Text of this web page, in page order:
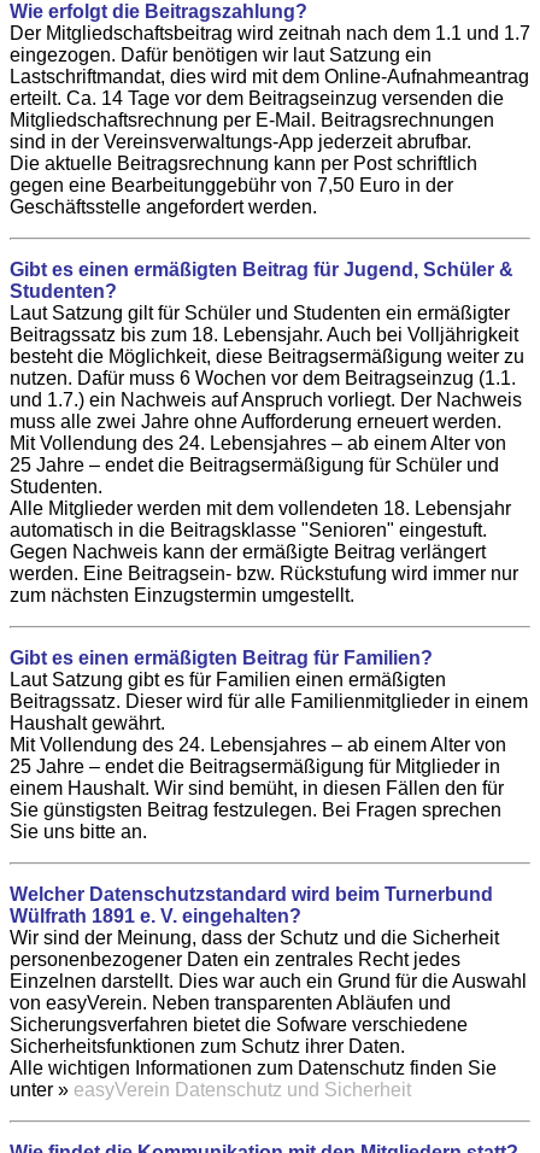
Wie erfolgt die Beitragszahlung?
Der Mitgliedschaftsbeitrag wird zeitnah nach dem 1.1 und 1.7
eingezogen. Dafür benötigen wir laut Satzung ein
Lastschriftmandat, dies wird mit dem Online-Aufnahmeantrag
erteilt. Ca. 14 Tage vor dem Beitragseinzug versenden die
Mitgliedschaftsrechnung per E-Mail. Beitragsrechnungen
sind in der Vereinsverwaltungs-App jederzeit abrufbar.
Die aktuelle Beitragsrechnung kann per Post schriftlich
gegen eine Bearbeitunggebühr von 7,50 Euro in der
Geschäftsstelle angefordert werden.
Gibt es einen ermäßigten Beitrag für Jugend, Schüler &
Studenten?
Laut Satzung gilt für Schüler und Studenten ein ermäßigter
Beitragssatz bis zum 18. Lebensjahr. Auch bei Volljährigkeit
besteht die Möglichkeit, diese Beitragsermäßigung weiter zu
nutzen. Dafür muss 6 Wochen vor dem Beitragseinzug (1.1.
und 1.7.) ein Nachweis auf Anspruch vorliegt. Der Nachweis
muss alle zwei Jahre ohne Aufforderung erneuert werden.
Mit Vollendung des 24. Lebensjahres – ab einem Alter von
25 Jahre – endet die Beitragsermäßigung für Schüler und
Studenten.
Alle Mitglieder werden mit dem vollendeten 18. Lebensjahr
automatisch in die Beitragsklasse "Senioren" eingestuft.
Gegen Nachweis kann der ermäßigte Beitrag verlängert
werden. Eine Beitragsein- bzw. Rückstufung wird immer nur
zum nächsten Einzugstermin umgestellt.
Gibt es einen ermäßigten Beitrag für Familien?
Laut Satzung gibt es für Familien einen ermäßigten
Beitragssatz. Dieser wird für alle Familienmitglieder in einem
Haushalt gewährt.
Mit Vollendung des 24. Lebensjahres – ab einem Alter von
25 Jahre – endet die Beitragsermäßigung für Mitglieder in
einem Haushalt. Wir sind bemüht, in diesen Fällen den für
Sie günstigsten Beitrag festzulegen. Bei Fragen sprechen
Sie uns bitte an.
Welcher Datenschutzstandard wird beim Turnerbund
Wülfrath 1891 e. V. eingehalten?
Wir sind der Meinung, dass der Schutz und die Sicherheit
personenbezogener Daten ein zentrales Recht jedes
Einzelnen darstellt. Dies war auch ein Grund für die Auswahl
von easyVerein. Neben transparenten Abläufen und
Sicherungsverfahren bietet die Sofware verschiedene
Sicherheitsfunktionen zum Schutz ihrer Daten.
Alle wichtigen Informationen zum Datenschutz finden Sie
unter » easyVerein Datenschutz und Sicherheit